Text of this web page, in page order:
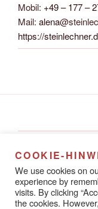
Mobil: +49 – 177 –
Mail: alena
https://
Rathausstraße 8A
67433 Neustadt an
COOKIE-
We use cookies on
experience by
visits. By clicking
the cookies.